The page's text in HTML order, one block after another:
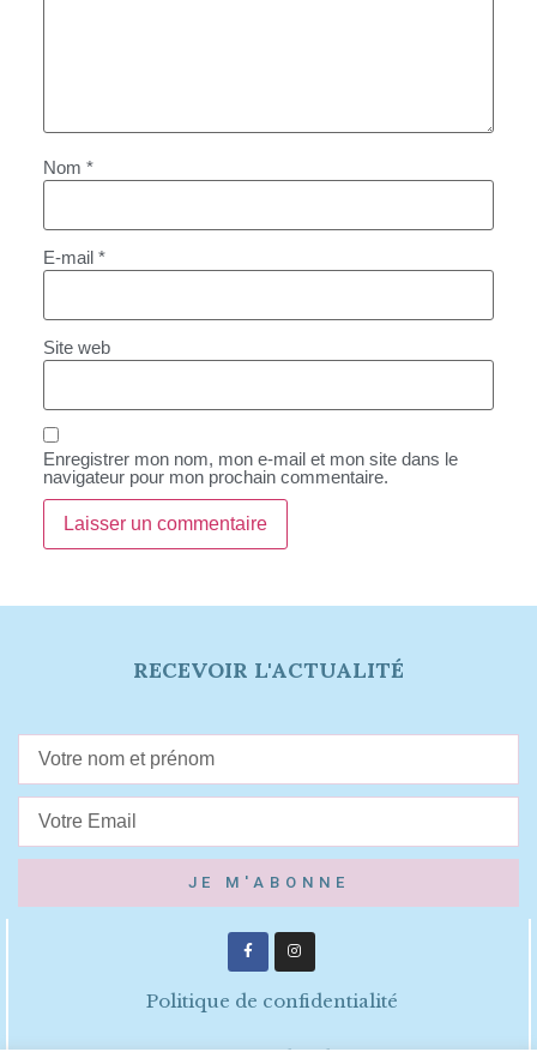
Nom *
E-mail *
Site web
Enregistrer mon nom, mon e-mail et mon site dans le
navigateur pour mon prochain commentaire.
Politique de confidentialité
RECEVOIR L'ACTUALITÉ
JE M'ABONNE